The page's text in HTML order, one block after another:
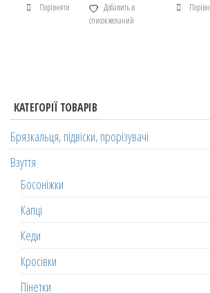
Порівняти
Добавить в
список желаний
КАТЕГОРІЇ ТОВАРІВ
Брязкальця, підвіски, прорізувачі
Взуття
Босоніжки
Капці
Кеди
Кросівки
Пінетки